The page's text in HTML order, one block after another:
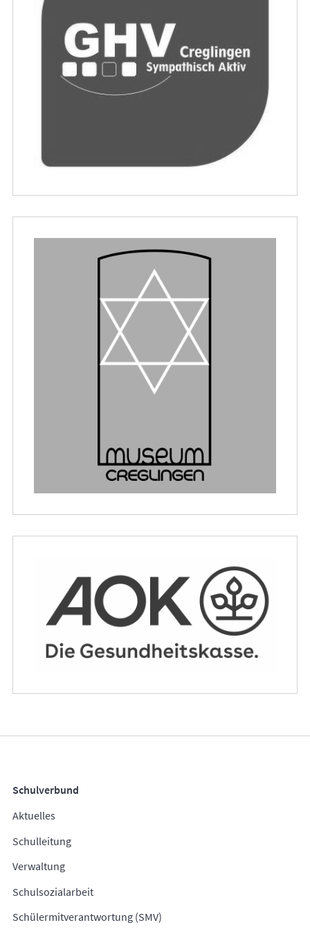
Schulverbund
Aktuelles
Schulleitung
Verwaltung
Schulsozialarbeit
Schülermitverantwortung (SMV)